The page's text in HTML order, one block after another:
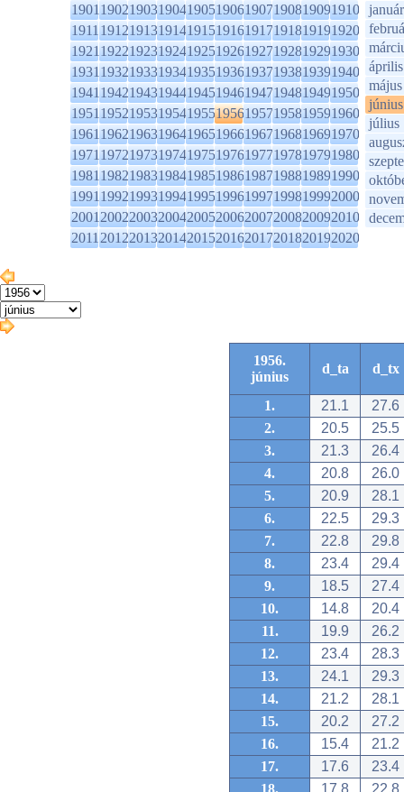
1901190219031904190519061907190819091910
1911191219131914191519161917191819191920
1921192219231924192519261927192819291930
1931193219331934193519361937193819391940
1941194219431944194519461947194819491950
1951195219531954195519561957195819591960
1961196219631964196519661967196819691970
1971197219731974197519761977197819791980
1981198219831984198519861987198819891990
1991199219931994199519961997199819992000
2001200220032004200520062007200820092010
2011201220132014201520162017201820192020
január
április
május
június
július
1956.
június
d_ta d_tx
1. 21.1
27.6
2.
20.5
25.5
3.
21.3
26.4
4.
20.8
26.0
5.
20.9
28.1
6.
22.5
29.3
7.
22.8
29.8
8.
23.4
29.4
9.
18.5
27.4
10.
14.8
20.4
11.
19.9
26.2
12.
23.4
28.3
13.
24.1
29.3
14.
21.2
28.1
15.
20.2
27.2
16.
15.4
21.2
17.
17.6
23.4
18.
17.8
22.8